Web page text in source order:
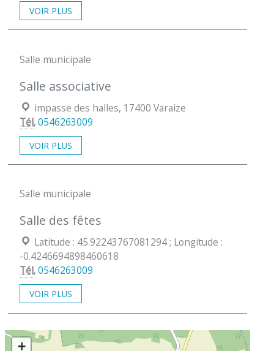
VOIR PLUS
Salle municipale
Salle associative
Localisation :
impasse des halles, 17400 Varaize
Tél.0546263009
VOIR PLUS
Salle municipale
Salle des fêtes
Coordonées géographiques :
Latitude : 45.92243767081294 ; Longitude :
-0.4246694898460618
Tél.0546263009
VOIR PLUS
+